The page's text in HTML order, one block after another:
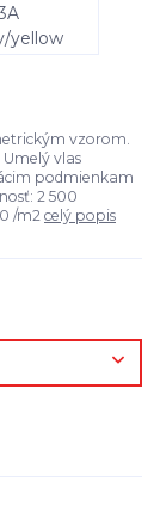
vzorom.
vlas
podmienkam
2 500
/m2 celý popis